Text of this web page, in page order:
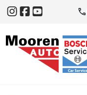
Direct naar inhoud
Instagram
Facebook
YouTube phone